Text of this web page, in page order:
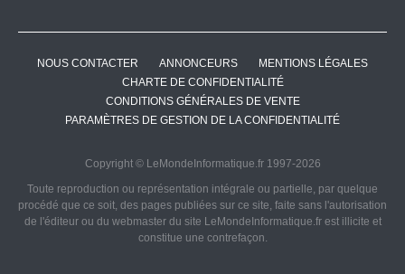
NOUS CONTACTER ANNONCEURS
MENTIONS LÉGALES
CHARTE DE CONFIDENTIALITÉ
CONDITIONS GÉNÉRALES DE VENTE
PARAMÈTRES DE GESTION DE LA CONFIDENTIALITÉ
Copyright © LeMondeInformatique.fr 1997-2026
Toute reproduction ou représentation intégrale ou partielle, par quelque
procédé que ce soit, des pages publiées sur ce site, faite sans l'autorisation
de l'éditeur ou du webmaster du site LeMondeInformatique.fr est illicite et
constitue une contrefaçon.